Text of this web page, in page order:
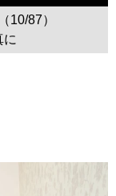
10/87）
に